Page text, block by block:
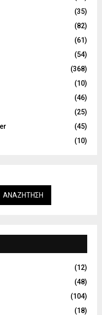
(35)
(82)
(61)
(54)
(368)
(10)
(46)
(25)
(45)
(10)
ΑΝΑΖΉΤΗΣΗ
(12)
(48)
(104)
(18)